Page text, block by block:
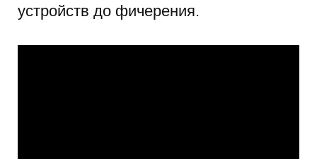
устройств до фичерения.